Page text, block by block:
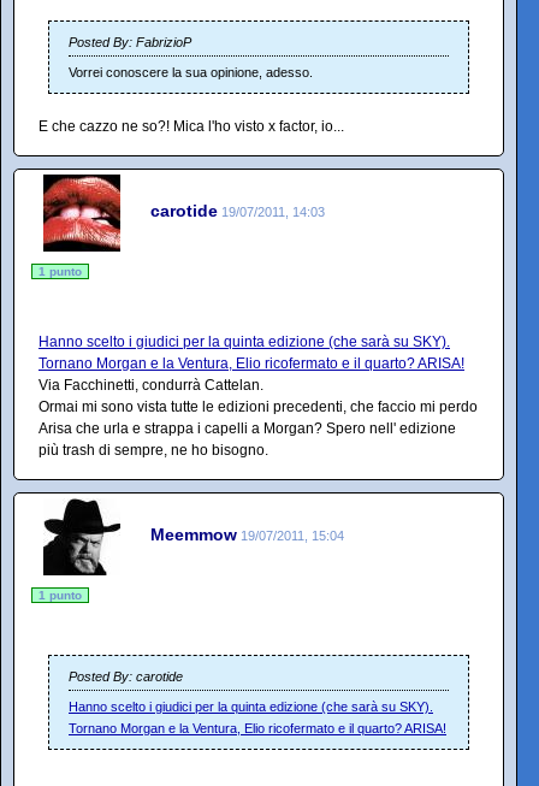
Posted By: FabrizioP
Vorrei conoscere la sua opinione, adesso.
E che cazzo ne so?! Mica l'ho visto x factor, io...
carotide 19/07/2011, 14:03
1 punto
Hanno scelto i giudici per la quinta edizione (che sarà su SKY).
Tornano Morgan e la Ventura, Elio ricofermato e il quarto? ARISA!
Via Facchinetti, condurrà Cattelan.
Ormai mi sono vista tutte le edizioni precedenti, che faccio mi perdo
Arisa che urla e strappa i capelli a Morgan? Spero nell' edizione
più trash di sempre, ne ho bisogno.
Meemmow 19/07/2011, 15:04
1 punto
Posted By: carotide
Hanno scelto i giudici per la quinta edizione (che sarà su SKY).
Tornano Morgan e la Ventura, Elio ricofermato e il quarto? ARISA!